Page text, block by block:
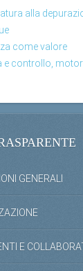
alla
come valore
e controllo,
GENERALI
E